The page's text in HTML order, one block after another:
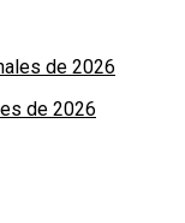
de 2026